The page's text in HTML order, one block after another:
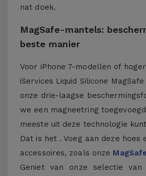
nat doek.
MagSafe-mantels:
beste manier
Voor iPhone 7-modellen of
iServices Liquid Silicone
onze drie-laagse
we een magneetring
meeste uit deze technologie
Dat is het . Voeg aan deze hoes
accessoires, zoals onze
Geniet van onze selectie van